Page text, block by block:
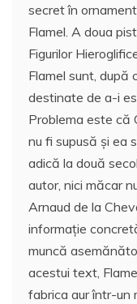
secret în
Flamel. A doua
Figurilor
Flamel sunt, după
destinate de a-i
Problema este că
nu fi supusă şi ea
adică la două
autor, nici măcar
Arnaud de la
informaţie
muncă
acestui text,
fabrica aur într-un